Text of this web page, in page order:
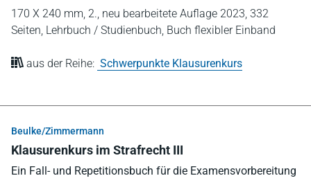
170 X 240 mm, 2., neu bearbeitete Auflage 2023, 332
Seiten, Lehrbuch / Studienbuch, Buch flexibler Einband
aus der Reihe: Schwerpunkte Klausurenkurs
Beulke/Zimmermann
Klausurenkurs im Strafrecht III
Ein Fall- und Repetitionsbuch für die Examensvorbereitung